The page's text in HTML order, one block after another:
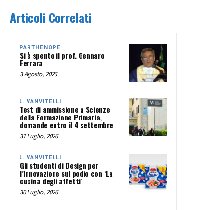
Articoli Correlati
PARTHENOPE
Si è spento il prof. Gennaro
Ferrara
3 Agosto, 2026
L. VANVITELLI
Test di ammissione a Scienze
della Formazione Primaria,
domande entro il 4 settembre
31 Luglio, 2026
L. VANVITELLI
Gli studenti di Design per
l’Innovazione sul podio con ‘La
cucina degli affetti’
30 Luglio, 2026